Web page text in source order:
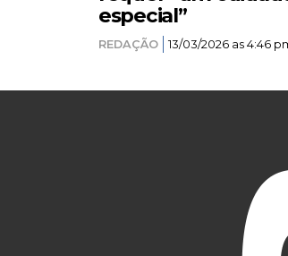
especial”
REDAÇÃO 13/03/2026 as 4:46